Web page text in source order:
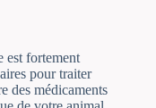
est fortement
pour traiter
des médicaments